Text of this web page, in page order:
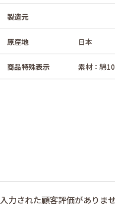
製造元
原産地 日本
商品特殊表示 素材：綿
入力された顧客評価がありませ